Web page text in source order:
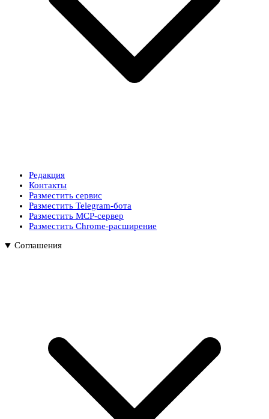
Редакция
Контакты
Разместить сервис
Разместить Telegram-бота
Разместить MCP-сервер
Разместить Chrome-расширение
Соглашения